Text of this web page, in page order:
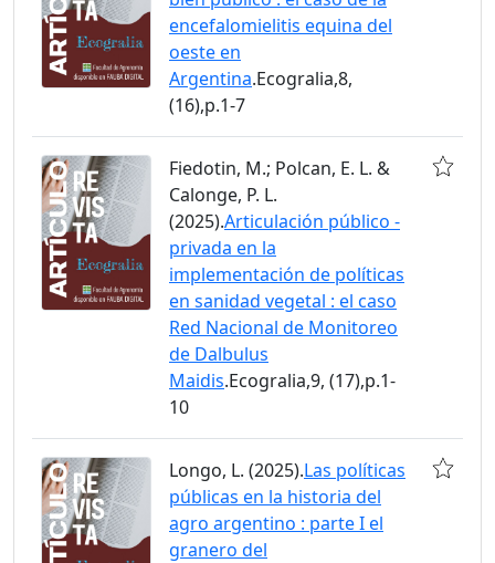
encefalomielitis equina del
oeste en
Argentina.Ecogralia,8,
(16),p.1-7
Fiedotin, M.; Polcan, E. L. &
Calonge, P. L.
(2025).Articulación público -
privada en la
implementación de políticas
en sanidad vegetal : el caso
Red Nacional de Monitoreo
de Dalbulus
Maidis.Ecogralia,9, (17),p.1-
10
Longo, L. (2025).Las políticas
públicas en la historia del
agro argentino : parte I el
granero del